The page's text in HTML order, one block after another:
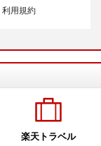
利用規約
楽天トラベル